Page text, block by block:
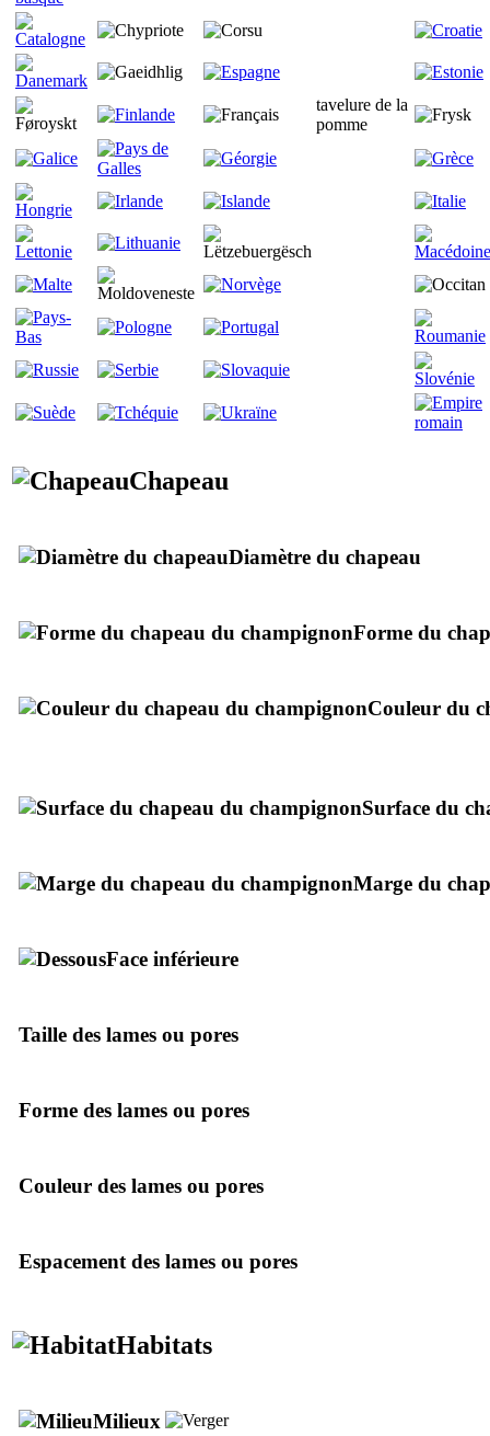
tavelure de la
pomme
Chapeau
Diamètre du chapeau
Forme du
Couleur du
Surface du
Marge du
Face inférieure
Taille des lames ou pores
Forme des lames ou pores
Couleur des lames ou pores
Espacement des lames ou pores
Habitats
Milieux